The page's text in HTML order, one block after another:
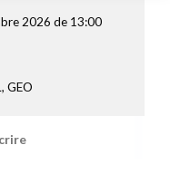
2026 de 13:00
GEO